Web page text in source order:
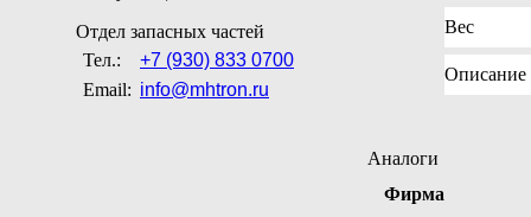
Отдел запасных частей
Тел.:
+7 (930) 833 0700
Email: info@mhtron.ru
Вес
Описание
Аналоги
Фирма